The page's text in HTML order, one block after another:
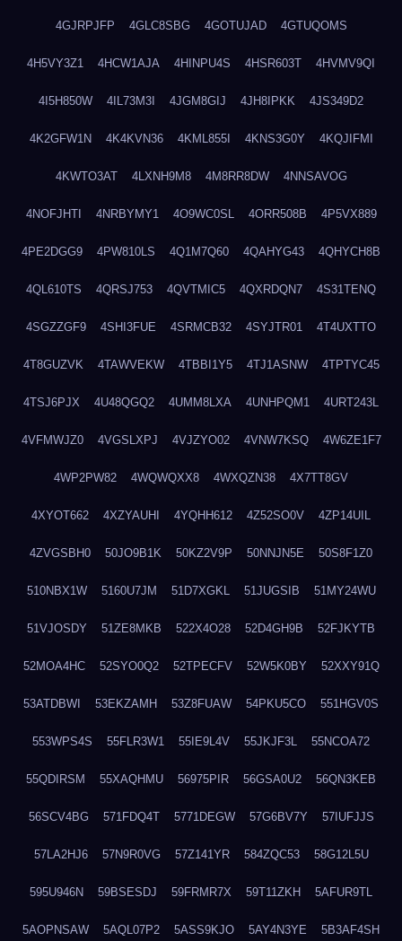
4GJRPJFP 4GLC8SBG 4GOTUJAD 4GTUQOMS
4H5VY3Z1 4HCW1AJA 4HINPU4S 4HSR603T 4HVMV9QI
4I5H850W 4IL73M3I 4JGM8GIJ 4JH8IPKK 4JS349D2
4K2GFW1N 4K4KVN36 4KML855I 4KNS3G0Y 4KQJIFMI
4KWTO3AT 4LXNH9M8 4M8RR8DW 4NNSAVOG
4NOFJHTI 4NRBYMY1 4O9WC0SL 4ORR508B 4P5VX889
4PE2DGG9 4PW810LS 4Q1M7Q60 4QAHYG43 4QHYCH8B
4QL610TS 4QRSJ753 4QVTMIC5 4QXRDQN7 4S31TENQ
4SGZZGF9 4SHI3FUE 4SRMCB32 4SYJTR01 4T4UXTTO
4T8GUZVK 4TAWVEKW 4TBBI1Y5 4TJ1ASNW 4TPTYC45
4TSJ6PJX 4U48QGQ2 4UMM8LXA 4UNHPQM1 4URT243L
4VFMWJZ0 4VGSLXPJ 4VJZYO02 4VNW7KSQ 4W6ZE1F7
4WP2PW82 4WQWQXX8 4WXQZN38 4X7TT8GV
4XYOT662 4XZYAUHI 4YQHH612 4Z52SO0V 4ZP14UIL
4ZVGSBH0 50JO9B1K 50KZ2V9P 50NNJN5E 50S8F1Z0
510NBX1W 5160U7JM 51D7XGKL 51JUGSIB 51MY24WU
51VJOSDY 51ZE8MKB 522X4O28 52D4GH9B 52FJKYTB
52MOA4HC 52SYO0Q2 52TPECFV 52W5K0BY 52XXY91Q
53ATDBWI 53EKZAMH 53Z8FUAW 54PKU5CO 551HGV0S
553WPS4S 55FLR3W1 55IE9L4V 55JKJF3L 55NCOA72
55QDIRSM 55XAQHMU 56975PIR 56GSA0U2 56QN3KEB
56SCV4BG 571FDQ4T 5771DEGW 57G6BV7Y 57IUFJJS
57LA2HJ6 57N9R0VG 57Z141YR 584ZQC53 58G12L5U
595U946N 59BSESDJ 59FRMR7X 59T11ZKH 5AFUR9TL
5AOPNSAW 5AQL07P2 5ASS9KJO 5AY4N3YE 5B3AF4SH